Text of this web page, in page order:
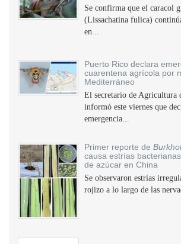
Se confirma que el caracol
(Lissachatina fulica)
en...
Puerto Rico declara
cuarentena agrícola por
Mediterráneo
El secretario de Agricultura
informó este viernes que
emergencia...
Primer reporte de
causa estrías
de azúcar en China
Se observaron estrías
rojizo a lo largo de las